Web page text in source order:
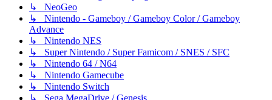
↳ NeoGeo
↳ Nintendo - Gameboy / Gameboy Color / Gameboy
Advance
↳ Nintendo NES
↳ Super Nintendo / Super Famicom / SNES / SFC
↳ Nintendo 64 / N64
↳ Nintendo Gamecube
↳ Nintendo Switch